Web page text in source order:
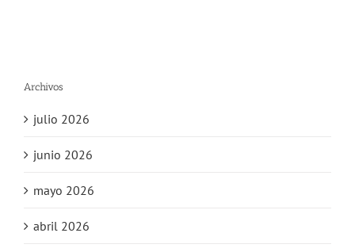
Archivos
julio 2026
junio 2026
mayo 2026
abril 2026